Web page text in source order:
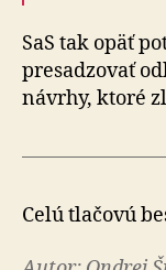
SaS tak opäť
presadzovať
návrhy, ktoré
Celú tlačovú